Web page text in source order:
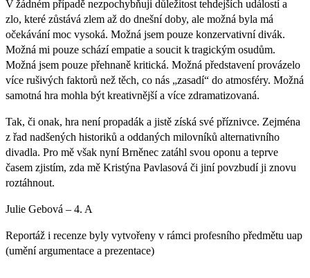
V žádném případě nezpochybňuji důležitost tehdejších událostí a
zlo, které zůstává zlem až do dnešní doby, ale možná byla má
očekávání moc vysoká. Možná jsem pouze konzervativní divák.
Možná mi pouze schází empatie a soucit k tragickým osudům.
Možná jsem pouze přehnaně kritická. Možná představení provázelo
více rušivých faktorů než těch, co nás „zasadí“ do atmosféry. Možná
samotná hra mohla být kreativnější a více zdramatizovaná.
Tak, či onak, hra není propadák a jistě získá své příznivce. Zejména
z řad nadšených historiků a oddaných milovníků alternativního
divadla. Pro mě však nyní Brněnec zatáhl svou oponu a teprve
časem zjistím, zda mě Kristýna Pavlasová či jiní povzbudí ji znovu
roztáhnout.
Julie Gebová – 4. A
Reportáž i recenze byly vytvořeny v rámci profesního předmětu uap
(umění argumentace a prezentace)